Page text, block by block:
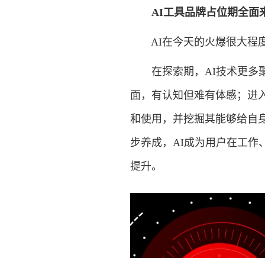
AI工具品牌占位期全面
AI在今天的火爆很大程度
在探索期，AI技术更多聚
面，有认知但难有体感；进
和使用，并挖掘其能够给自
步养成，AI成为用户在工作
提升。